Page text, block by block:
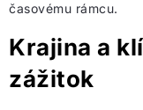
časovému rámcu.
Krajina a
zážitok